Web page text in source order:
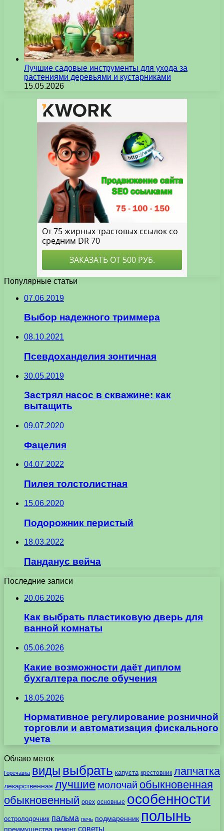
Лучшие садовые инструменты для ухода за
растениями деревьями и кустарниками
15.05.2026
Популярные статьи
07.06.2019
Выбор надежного триммера
08.10.2021
Псевдоханделия зонтичная
30.05.2019
Застрял насос в скважине: как
вытащить
09.07.2020
Фацелия
04.07.2022
Пилея толстолистная
15.06.2020
Подорожник перистый
18.03.2022
Панданус вейча
Последние записи
20.06.2026
Как выбрать пластиковую дверь для
ванной комнаты
05.06.2026
Какие возможности даёт диплом
бухгалтера после обучения
18.05.2026
Нормативное регулирование розничной
торговли и автоматизация фискального
учета
Облако меток
Горечавка виды выбрать капуста крестовник лапчатка
лекарственная лучшие молочай обыкновенная
обыкновенный орех основные особенности
остролодочник пальма печь подмаренник полынь
преимущества ремонт советы